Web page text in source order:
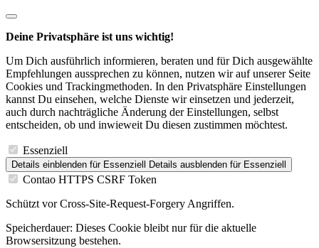
Deine Privatsphäre ist uns wichtig!
Um Dich ausführlich informieren, beraten und für Dich ausgewählte
Empfehlungen aussprechen zu können, nutzen wir auf unserer Seite
Cookies und Trackingmethoden. In den Privatsphäre Einstellungen
kannst Du einsehen, welche Dienste wir einsetzen und jederzeit,
auch durch nachträgliche Änderung der Einstellungen, selbst
entscheiden, ob und inwieweit Du diesen zustimmen möchtest.
Essenziell
Details einblenden für Essenziell Details ausblenden für Essenziell
Contao HTTPS CSRF Token
Schützt vor Cross-Site-Request-Forgery Angriffen.
Speicherdauer: Dieses Cookie bleibt nur für die aktuelle
Browsersitzung bestehen.